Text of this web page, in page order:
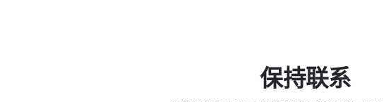
保持联系